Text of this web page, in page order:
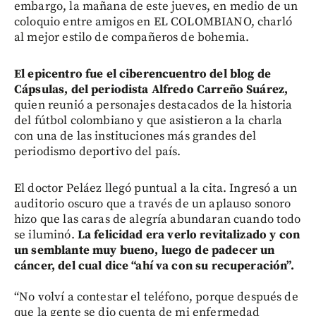
embargo, la mañana de este jueves, en medio de un
coloquio entre amigos en EL COLOMBIANO, charló
al mejor estilo de compañeros de bohemia.
El epicentro fue el ciberencuentro del blog de
Cápsulas, del periodista Alfredo Carreño Suárez,
quien reunió a personajes destacados de la historia
del fútbol colombiano y que asistieron a la charla
con una de las instituciones más grandes del
periodismo deportivo del país.
El doctor Peláez llegó puntual a la cita. Ingresó a un
auditorio oscuro que a través de un aplauso sonoro
hizo que las caras de alegría abundaran cuando todo
se iluminó. La felicidad era verlo revitalizado y con
un semblante muy bueno, luego de padecer un
cáncer, del cual dice “ahí va con su recuperación”.
“No volví a contestar el teléfono, porque después de
que la gente se dio cuenta de mi enfermedad